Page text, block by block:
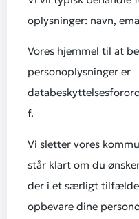
oplysninger: navn,
Vores hjemmel til at
personoplysninger er
f.
Vi sletter vores
står klart om du
der i et særligt
opbevare dine